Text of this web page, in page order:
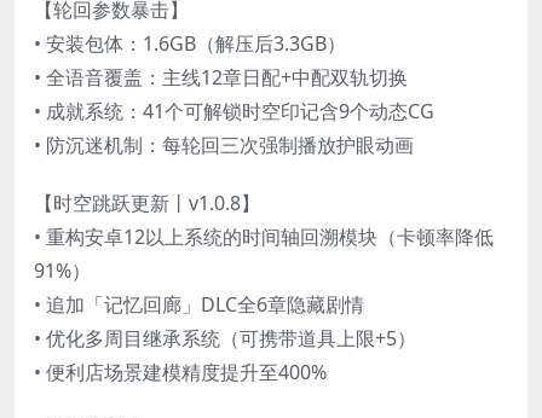
【轮回参数暴击】
• 安装包体：1.6GB（解压后3.3GB）
• 全语音覆盖：主线12章日配+中配双轨切换
• 成就系统：41个可解锁时空印记含9个动态CG
• 防沉迷机制：每轮回三次强制播放护眼动画
【时空跳跃更新丨v1.0.8】
• 重构安卓12以上系统的时间轴回溯模块（卡顿率降低
91%）
• 追加「记忆回廊」DLC全6章隐藏剧情
• 优化多周目继承系统（可携带道具上限+5）
• 便利店场景建模精度提升至400%